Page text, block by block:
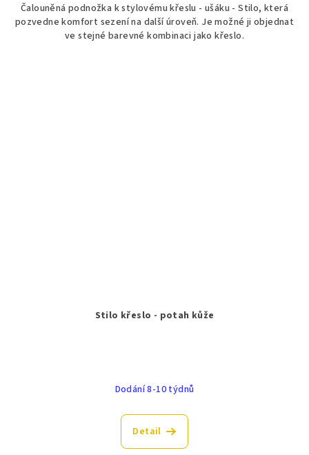
Čalouněná podnožka k stylovému křeslu - ušáku - Stilo, která
pozvedne komfort sezení na další úroveň. Je možné ji objednat
ve stejné barevné kombinaci jako křeslo.
Stilo křeslo - potah kůže
Dodání 8-10 týdnů
Detail